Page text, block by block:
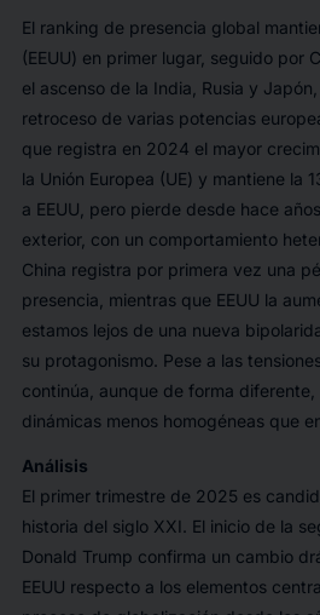
El ranking de presencia global
(EEUU) en primer lugar, seguido por
el ascenso de la India, Rusia y
retroceso de varias potencias
que registra en 2024 el mayor
la Unión Europea (UE) y mantiene la
a EEUU, pero pierde desde hace
exterior, con un comportamiento
China registra por primera vez una
presencia, mientras que EEUU la
estamos lejos de una nueva
su protagonismo. Pese a las
continúa, aunque de forma
dinámicas menos homogéneas que
Análisis
El primer trimestre de 2025 es
historia del siglo XXI. El inicio de la
Donald Trump confirma un cambio
EEUU respecto a los elementos